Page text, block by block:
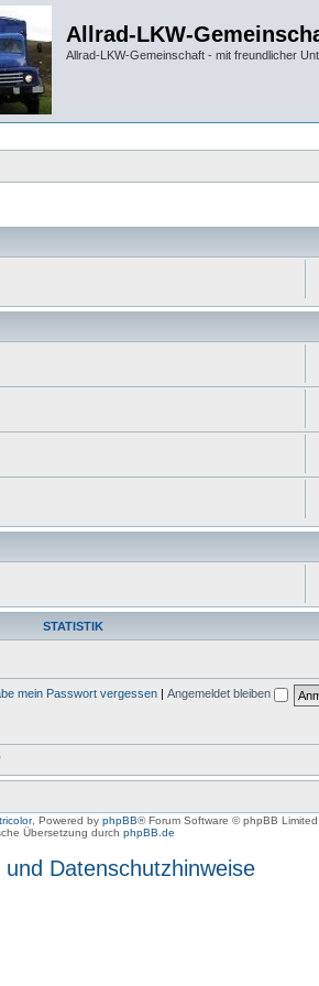
Allrad-LKW-
Allrad-LKW-Gemeinschaft - mit freundlicher
STATISTIK
mein Passwort vergessen Angemeldet bleiben
, Powered by phpBB® Forum Software © phpBB Limited
Übersetzung durch phpBB.de
Datenschutzhinweise